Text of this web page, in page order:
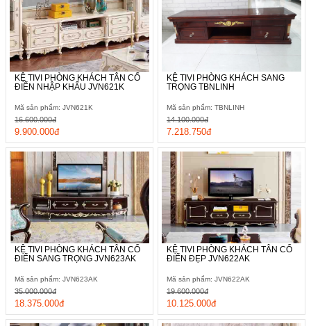
KỆ TIVI PHÒNG KHÁCH TÂN CỔ
ĐIỂN NHẬP KHẨU JVN621K
Mã sản phẩm: JVN621K
9.900.000đ
16.600.000đ
KỆ TIVI PHÒNG KHÁCH SANG
TRỌNG TBNLINH
Mã sản phẩm: TBNLINH
7.218.750đ
14.100.000đ
KỆ TIVI PHÒNG KHÁCH TÂN CỔ
ĐIỂN SANG TRỌNG JVN623AK
Mã sản phẩm: JVN623AK
18.375.000đ
35.000.000đ
KỆ TIVI PHÒNG KHÁCH TÂN CỔ
ĐIỂN ĐẸP JVN622AK
Mã sản phẩm: JVN622AK
10.125.000đ
19.600.000đ